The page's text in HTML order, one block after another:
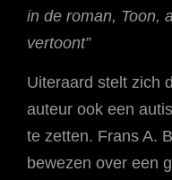
in de roman, Toon,
vertoont”
Uiteraard stelt zich
auteur ook een
te zetten. Frans A.
bewezen over een